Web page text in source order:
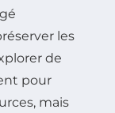
les
de
pour
mais